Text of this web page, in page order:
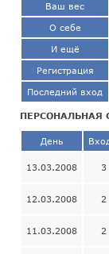
Ваш вес
О себе
И ещё
Регистрация
Последний вход
ПЕРСОНАЛЬНАЯ
День
13.03.2008 3
12.03.2008 2
11.03.2008 2